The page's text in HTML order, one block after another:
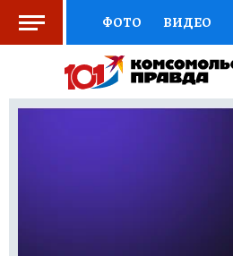
ФОТО ВИДЕО
СОЦПОДДЕРЖКА
ВЫБОР ЭКСПЕРТОВ